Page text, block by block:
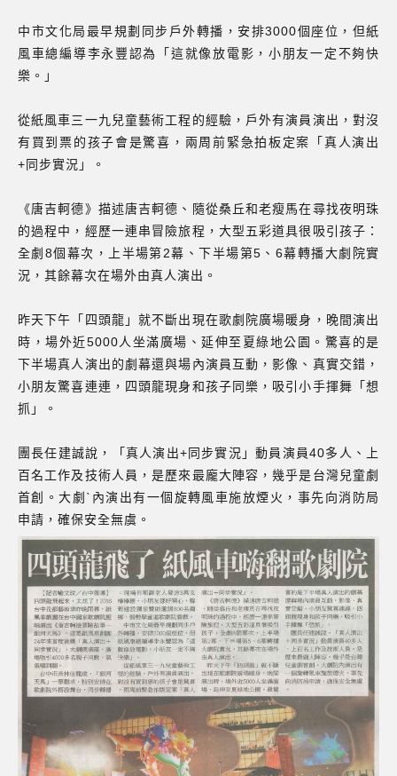
中市文化局最早規劃同步戶外轉播，安排3000個座位，但紙
風車總編導李永豐認為「這就像放電影，小朋友一定不夠快
樂。」
從紙風車三一九兒童藝術工程的經驗，戶外有演員演出，對沒
有買到票的孩子會是驚喜，兩周前緊急拍板定案「真人演出
+同步實況」。
《唐吉軻德》描述唐吉軻德、隨從桑丘和老瘦馬在尋找夜明珠
的過程中，經歷一連串冒險旅程，大型五彩道具很吸引孩子：
全劇8個幕次，上半場第2幕、下半場第5、6幕轉播大劇院實
況，其餘幕次在場外由真人演出。
昨天下午「四頭龍」就不斷出現在歌劇院廣場暖身，晚間演出
時，場外近5000人坐滿廣場、延伸至夏綠地公園。驚喜的是
下半場真人演出的劇幕還與場內演員互動，影像、真實交錯，
小朋友驚喜連連，四頭龍現身和孩子同樂，吸引小手揮舞「想
抓」。
團長任建誠說，「真人演出+同步實況」動員演員40多人、上
百名工作及技術人員，是歷來最龐大陣容，幾乎是台灣兒童劇
首創。大劇ˋ內演出有一個旋轉風車施放煙火，事先向消防局
申請，確保安全無虞。